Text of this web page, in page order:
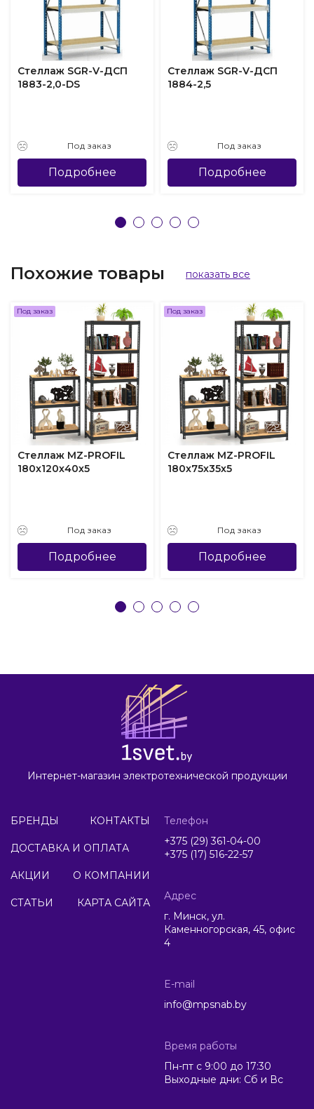
Стеллаж SGR-V-ДСП
1883-2,0-DS
Под заказ
Подробнее
Стеллаж SGR-V-ДСП
1884-2,5
Под заказ
Подробнее
Похожие товары показать все
Под заказ
Стеллаж MZ-PROFIL
180х120х40х5
Под заказ
Подробнее
Под заказ
Стеллаж MZ-PROFIL
180х75х35х5
Под заказ
Подробнее
Интернет-магазин электротехнической продукции
БРЕНДЫ КОНТАКТЫ
ДОСТАВКА И ОПЛАТА
АКЦИИ О КОМПАНИИ
СТАТЬИ КАРТА САЙТА
Телефон
+375 (29) 361-04-00
+375 (17) 516-22-57
Адрес
г. Минск, ул.
Каменногорская, 45, офис
4
E-mail
info@mpsnab.by
Время работы
Пн-пт с 9:00 до 17:30
Выходные дни: Сб и Вс